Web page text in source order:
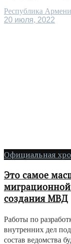
Республика
20 июля, 2022
Официальная
Это самое
создания МВД
Работы по
внутренних дел
состав ведомства